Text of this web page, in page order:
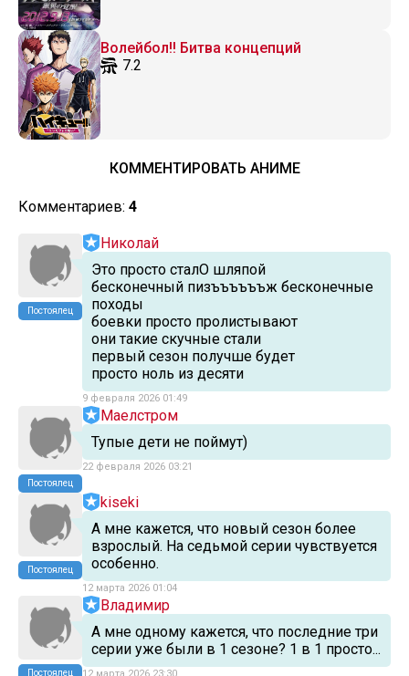
Волейбол!! Битва концепций
7.2
КОММЕНТИРОВАТЬ АНИМЕ
Комментариев: 4
Постоялец
Николай
Это просто сталО шляпой
бесконечный пизъъъъъъж бесконечные
походы
боевки просто пролистывают
они такие скучные стали
первый сезон получше будет
просто ноль из десяти
9 февраля 2026 01:49
Постоялец
Маелстром
Тупые дети не поймут)
22 февраля 2026 03:21
Постоялец
kiseki
А мне кажется, что новый сезон более
взрослый. На седьмой серии чувствуется
особенно.
12 марта 2026 01:04
Постоялец
Владимир
А мне одному кажется, что последние три
серии уже были в 1 сезоне? 1 в 1 просто...